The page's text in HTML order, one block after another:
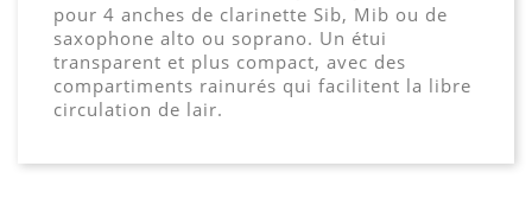
pour 4 anches de clarinette Sib, Mib ou de
saxophone alto ou soprano. Un étui
transparent et plus compact, avec des
compartiments rainurés qui facilitent la libre
circulation de lair.